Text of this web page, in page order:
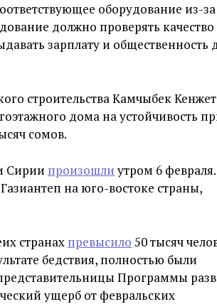
оборудование из-
должно проверять качество
зарплату и общественность
строительства Камчыбек
дома на устойчивость
сомов.
Сирии произошлиутром 6 февраля.
на юго-востоке страны,
странах превысило 50 тысяч
бедствия, полностью были
Программы
ущерб от февральских